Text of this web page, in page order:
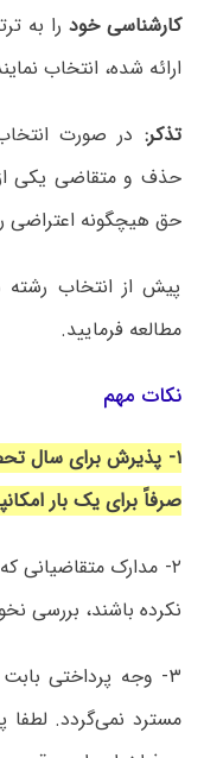
کارشناسی خود را به
ارائه شده، انتخاب
تذکر: در صورت
حذف و متقاضی یکی
حق هیچگونه اعتراضی
پیش از انتخاب رشته
مطالعه فرمایید.
نکات مهم
۱- پذیرش برای سال
صرفاً برای یک بار
۲- مدارک متقاضیانی
نکرده باشند، بررسی
۳- وجه پرداختی
مسترد نمی‌گردد. لطفا